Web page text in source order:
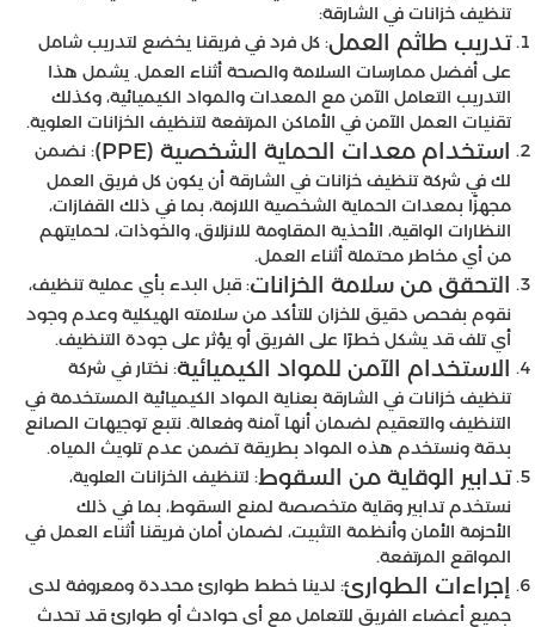
تنظيف خزانات في الشارقة:
تدريب طاثم العمل: كل فرد في فريقنا يخضع لتدريب شامل
على أفضل ممارسات السلامة والصحة أثناء العمل. يشمل هذا
التدريب التعامل الآمن مع المعدات والمواد الكيميائية، وكذلك
تقنيات العمل الآمن في الأماكن المرتفعة لتنظيف الخزانات العلوية.
استخدام معدات الحماية الشخصية (PPE)
: نضمن
لك في شركة تنظيف خزانات في الشارقة أن يكون كل فريق العمل
مجهزًا بمعدات الحماية الشخصية اللازمة، بما في ذلك القفازات،
النظارات الواقية، الأحذية المقاومة للانزلاق، والخوذات، لحمايتهم
من أي مخاطر محتملة أثناء العمل.
التحقق من سلامة الخزانات: قبل البدء بأي عملية تنظيف،
نقوم بفحص دقيق للخزان للتأكد من سلامته الهيكلية وعدم وجود
أي تلف قد يشكل خطرًا على الفريق أو يؤثر على جودة التنظيف.
الاستخدام الآمن للمواد الكيميائية: نختار في شركة
تنظيف خزانات في الشارقة بعناية المواد الكيميائية المستخدمة في
التنظيف والتعقيم لضمان أنها آمنة وفعالة. نتبع توجيهات الصانع
بدقة ونستخدم هذه المواد بطريقة تضمن عدم تلويث المياه.
تدابير الوقاية من السقوط: لتنظيف الخزانات العلوية،
نستخدم تدابير وقاية متخصصة لمنع السقوط، بما في ذلك
الأحزمة الأمان وأنظمة التثبيت، لضمان أمان فريقنا أثناء العمل في
المواقع المرتفعة.
إجراءات الطوارئ: لدينا خطط طوارئ محددة ومعروفة لدى
جميع أعضاء الفريق للتعامل مع أي حوادث أو طوارئ قد تحدث